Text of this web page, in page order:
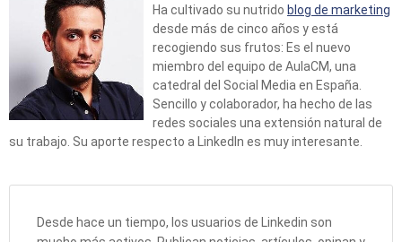
Ha cultivado su nutrido blog de marketing
desde más de cinco años y está
recogiendo sus frutos: Es el nuevo
miembro del equipo de AulaCM, una
catedral del Social Media en España.
Sencillo y colaborador, ha hecho de las
redes sociales una extensión natural de
su trabajo. Su aporte respecto a LinkedIn es muy interesante.
Desde hace un tiempo, los usuarios de Linkedin son